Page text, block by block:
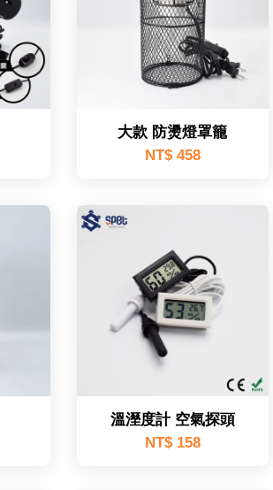
大款 防燙燈罩籠
NT$ 458
溫溼度計 空氣探頭
NT$ 158